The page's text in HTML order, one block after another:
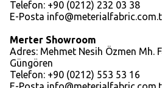
Telefon: +90 (0212) 232 03 38
E-Posta
Merter Showroom
Adres: Mehmet Nesih Özmen Mh.
Güngören
Telefon: +90 (0212) 553 53 16